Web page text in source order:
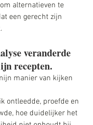
alternatieven te
een gerecht zijn
veranderde
recepten.
manier van kijken
ontleedde, proefde en
hoe duidelijker het